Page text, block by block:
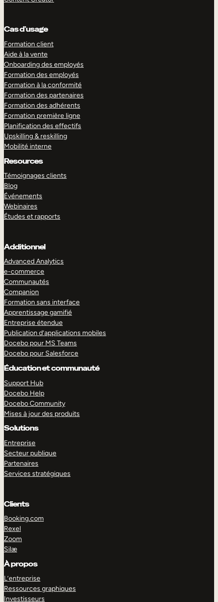
Cas d’usage
Formation client
Aide à la vente
Onboarding des employés
Formation des employés
Formation à la conformité
Formation des partenaires
Formation des adhérents
Formation première ligne
Planification des effectifs
Upskilling & reskilling
Mobilité interne
Resources
Témoignages clients
Blog
Événements
Webinaires
Études et rapports
Additionnel
Advanced Analytics
e-commerce
Communautés
Companion
Formation sans interface
Apprentissage gamifié
Entreprise étendue
Publication d’applications mobiles
Docebo pour MS Teams
Docebo pour Salesforce
Éducation et communauté
Support Hub
Docebo Help
Docebo Community
Mises à jour des produits
Solutions
Entreprise
Secteur publique
Partenaires
Services stratégiques
Clients
Booking.com
Rexel
Zoom
Silæ
À propos
L’entreprise
Ressources graphiques
Investisseurs